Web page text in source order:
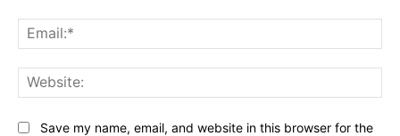
Save my name, email, and website in this browser for the